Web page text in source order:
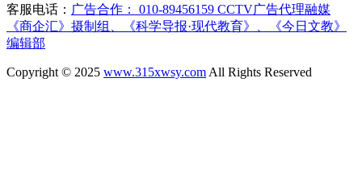
客服电话： 广告合作： 010-89456159 CCTV广告代理融媒
《商企汇》摄制组、《科学导报·现代教育》、《今日文教》
编辑部
Copyright © 2025 www.315xwsy.com All Rights Reserved